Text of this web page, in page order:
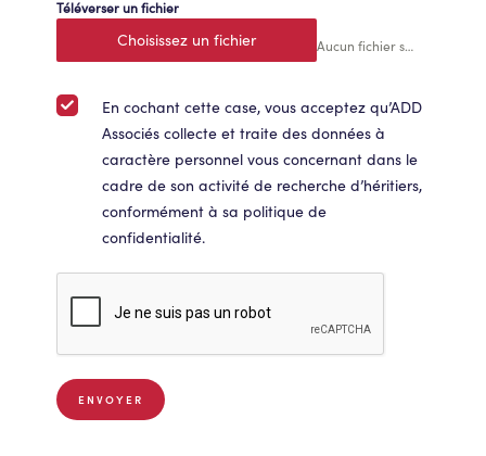
Téléverser un fichier
Choisissez un fichier Aucun fichier sélectionné
En cochant cette case, vous acceptez qu’ADD
Associés collecte et traite des données à
caractère personnel vous concernant dans le
cadre de son activité de recherche d’héritiers,
conformément à sa politique de
confidentialité.
ENVOYER